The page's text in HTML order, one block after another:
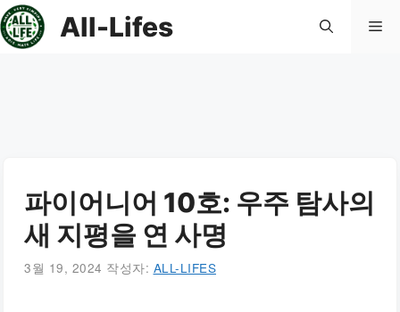
컨
텐
All-Lifes 메
파이어니어 10호: 우주 탐사의
새 지평을 연 사명
3월 19, 2024 작성자: ALL-LIFES